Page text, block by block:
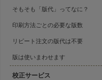
そもそも「版代」ってなに？
印刷方法ごとの必要な版数
リピート注文の版代は不要
版は使いまわせます
校正サービス